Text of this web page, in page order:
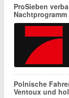
ProSieben
Nachtprogramm
Polnische
Ventoux und